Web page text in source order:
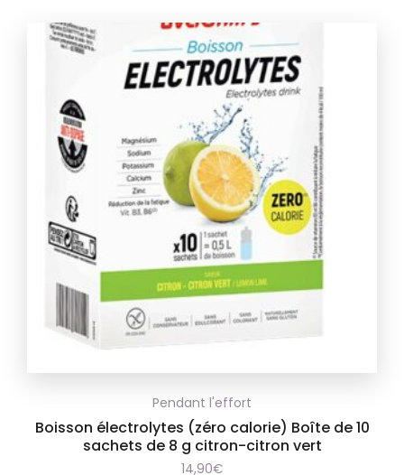
Pendant l'effort
Boisson électrolytes (zéro calorie) Boîte de 10
sachets de 8 g citron-citron vert
14,90€